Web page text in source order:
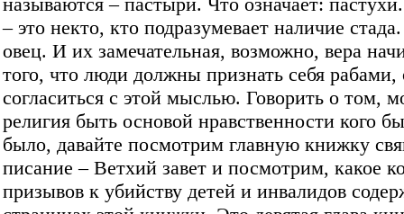
– это некто, кто подразумевает наличие
овец. И их замечательная, возможно, вера
того, что люди должны признать себя
согласиться с этой мыслью. Говорить о том,
религия быть основой нравственности кого
было, давайте посмотрим главную книжку
писание – Ветхий завет и посмотрим, какое
призывов к убийству детей и инвалидов